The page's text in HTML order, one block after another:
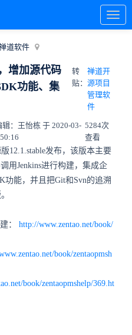
道软件
增加源代码
功能、集
转
贴：
禅道开
源项目
管理软
件
辑：王怡栋 于 2020-03- 5284次
查看
12.1.stable发布，该版本主要
用Jenkins进行构建，集成企
功能，并且把Git和Svn的追溯
： http://www.zentao.net/book/
book/zentaopmsh
book/zentaopmshelp/369.ht